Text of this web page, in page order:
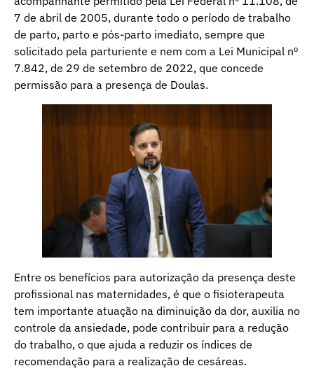
7 de abril de 2005, durante todo o período de trabalho
de parto, parto e pós-parto imediato, sempre que
solicitado pela parturiente e nem com a Lei Municipal nº
7.842, de 29 de setembro de 2022, que concede
permissão para a presença de Doulas.
Entre os benefícios para autorização da presença deste
profissional nas maternidades, é que o fisioterapeuta
tem importante atuação na diminuição da dor, auxilia no
controle da ansiedade, pode contribuir para a redução
do trabalho, o que ajuda a reduzir os índices de
recomendação para a realização de cesáreas.